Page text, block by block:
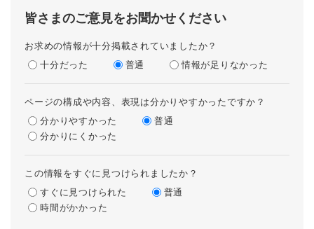
皆さまのご意見をお聞かせください
お求めの情報が十分掲載されていましたか？
十分だった
普通 情報が足りなかった
ページの構成や内容、表現は分かりやすかったですか？
分かりやすかった
普通
分かりにくかった
この情報をすぐに見つけられましたか？
すぐに見つけられた
普通
時間がかかった